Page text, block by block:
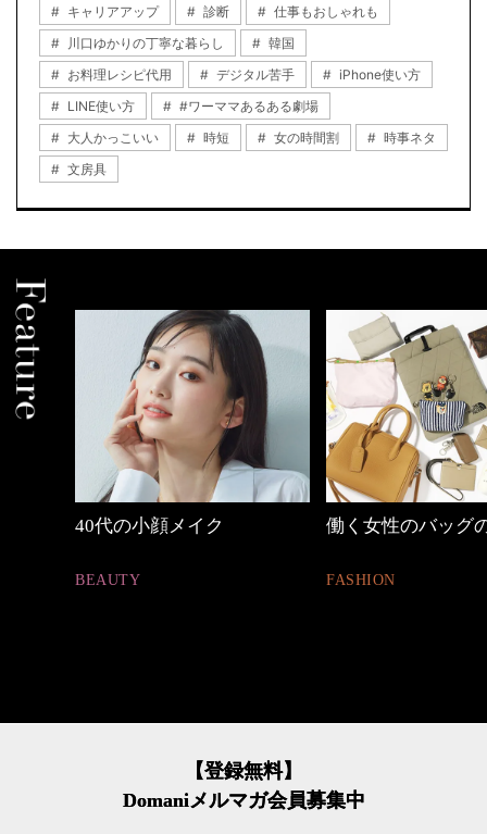
キャリアアップ 診断
仕事もおしゃれも
川口ゆかりの丁寧な暮らし
韓国
お料理レシピ代用
デジタル苦手
iPhone使い方
LINE使い方
#ワーママあるある劇場
大人かっこいい
時短 女の時間割
時事ネタ
文房具
働く女性のバッグの中身
FASHION
優木まおみさん「
【登録無料】
Domaniメルマガ会員募集中